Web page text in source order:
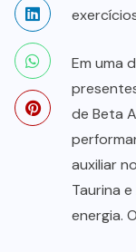
Em uma
de Beta
auxiliar
Taurina
energia.